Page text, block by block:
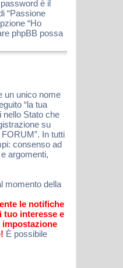
è il
“Passione
“Ho
phpBB possa
un unico nome
“la tua
nello Stato che
su
In tutti
consenso ad
argomenti,
momento della
le notifiche
tuo interesse e
impostazione
È possibile